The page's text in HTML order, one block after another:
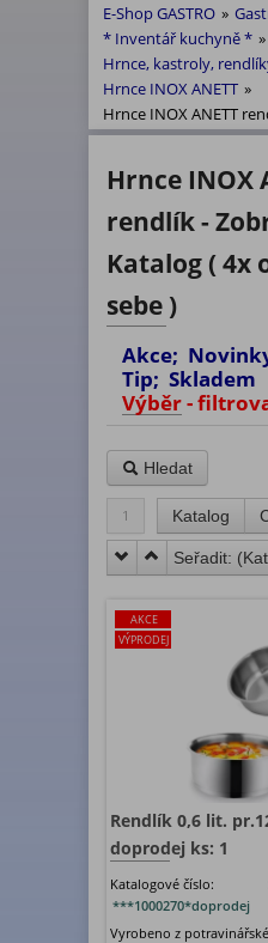
E-Shop GASTRO »
* Inventář kuchyně * »
Hrnce, kastroly,
Hrnce INOX ANETT »
Hrnce INOX ANETT
Hrnce INOX
rendlík -
Katalog ( 4x
sebe )
Akce;
Tip;
Výběr -
Hledat
1 Katalog
Seřadit: (
AKCE
VÝPRODEJ
Rendlík 0,6 lit.
doprodej ks: 1
Katalogové číslo:
***1000270*doprodej
Vyrobeno z